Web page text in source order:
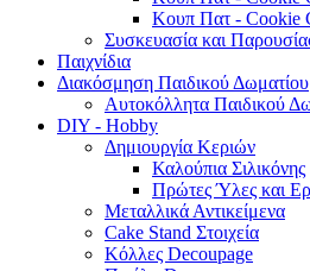
Κουπ Πατ - Cookie
Συσκευασία και
Παιχνίδια
Διακόσμηση Παιδικού Δωματίου
Αυτοκόλλητα Παιδικού
DIY - Hobby
Δημιουργία Κεριών
Καλούπια Σιλικόνης
Πρώτες Ύλες και
Μεταλλικά Αντικείμενα
Cake Stand Στοιχεία
Κόλλες Decoupage